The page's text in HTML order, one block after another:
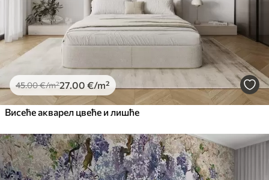
45.00€/m²27 .00 €/m²
Висеће акварел цвеће и лишће